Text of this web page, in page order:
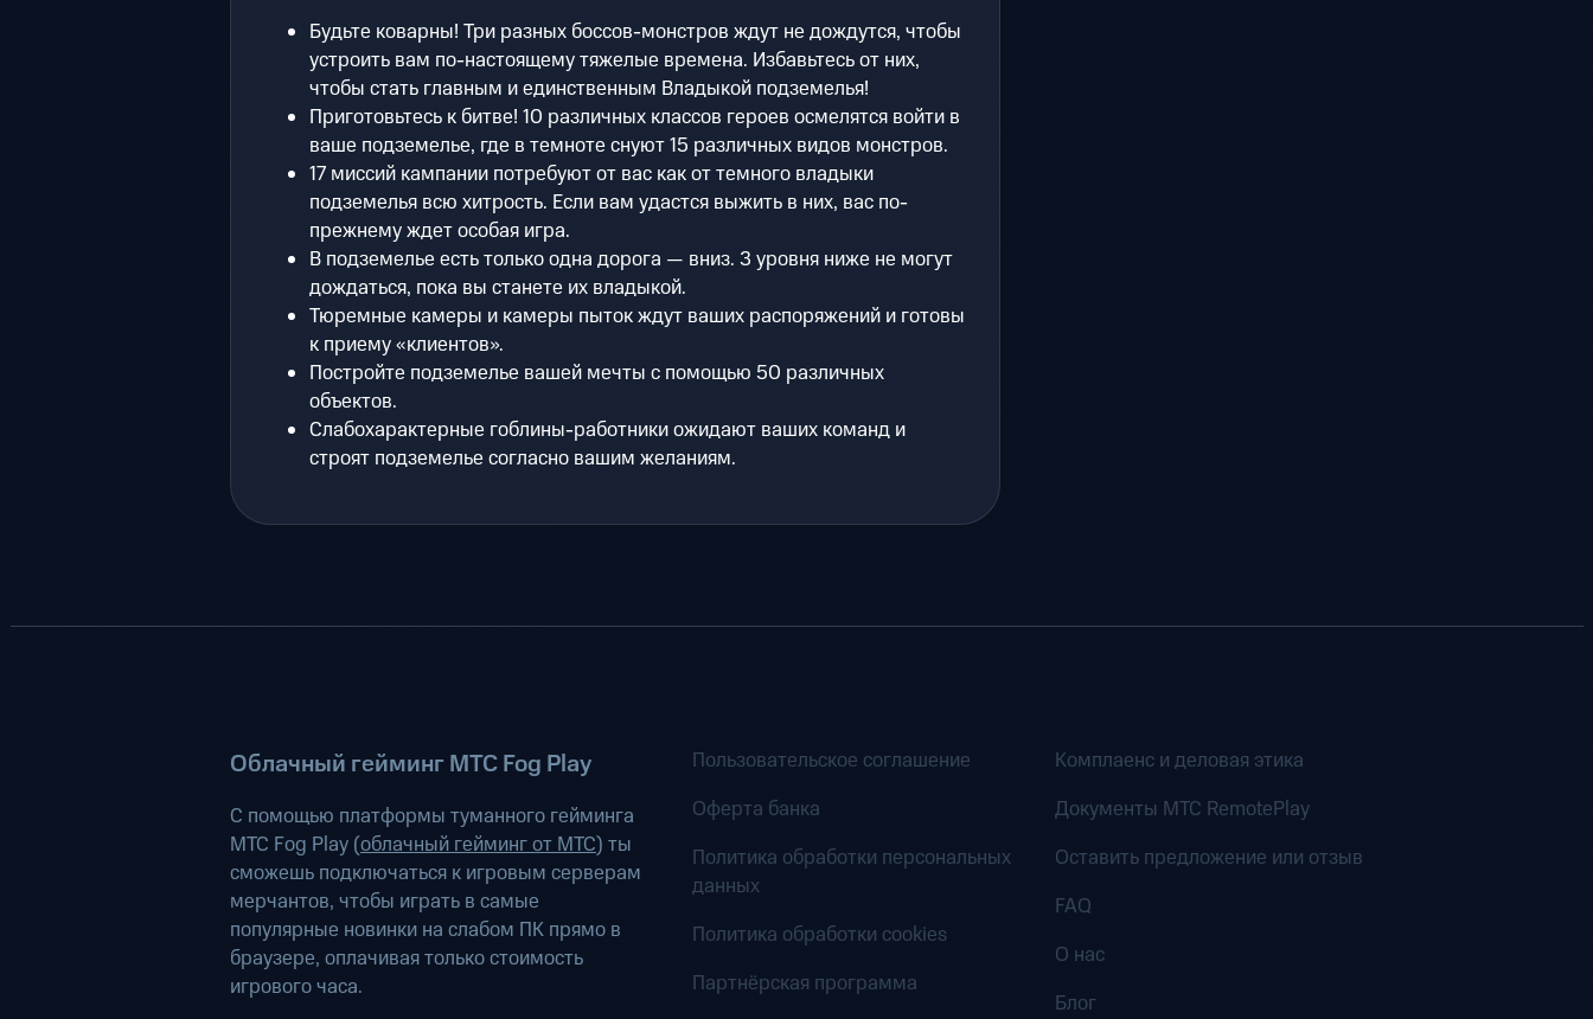
Будьте коварны! Три разных боссов-монстров ждут не дождутся, чтобы
устроить вам по-настоящему тяжелые времена. Избавьтесь от них,
чтобы стать главным и единственным Владыкой подземелья!
Приготовьтесь к битве! 10 различных классов героев осмелятся войти в
ваше подземелье, где в темноте снуют 15 различных видов монстров.
17 миссий кампании потребуют от вас как от темного владыки
подземелья всю хитрость. Если вам удастся выжить в них, вас по-
прежнему ждет особая игра.
В подземелье есть только одна дорога — вниз. 3 уровня ниже не могут
дождаться, пока вы станете их владыкой.
Тюремные камеры и камеры пыток ждут ваших распоряжений и готовы
к приему «клиентов».
Постройте подземелье вашей мечты с помощью 50 различных
объектов.
Слабохарактерные гоблины-работники ожидают ваших команд и
строят подземелье согласно вашим желаниям.
Облачный гейминг МТС Fog Play
С помощью платформы туманного гейминга
МТС Fog Play (облачный гейминг от МТС) ты
сможешь подключаться к игровым серверам
мерчантов, чтобы играть в самые
популярные новинки на слабом ПК прямо в
браузере, оплачивая только стоимость
игрового часа.
Пользовательское соглашение
Оферта банка
Политика обработки персональных
данных
Политика обработки cookies
Партнёрская программа
Комплаенс и деловая этика
Документы MTC RemotePlay
Оставить предложение или отзыв
FAQ
О нас
Блог